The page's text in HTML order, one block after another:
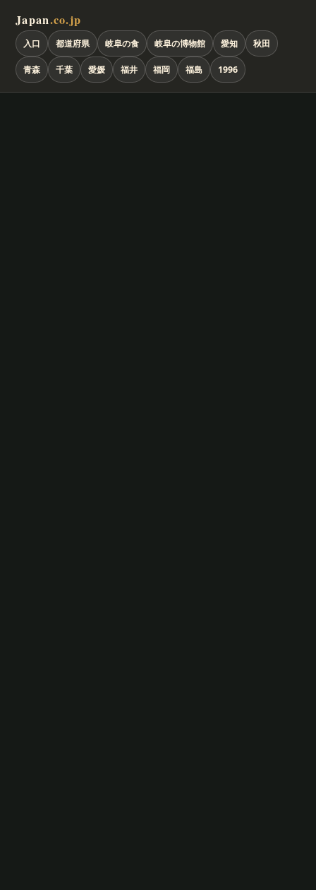
Japan.co.jp
入口 都道府県 岐阜の食 岐阜の博物館 愛知 秋田
青森 千葉 愛媛 福井 福岡 福島 1996